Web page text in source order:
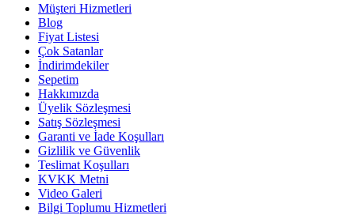
Müşteri Hizmetleri
Blog
Fiyat Listesi
Çok Satanlar
İndirimdekiler
Sepetim
Hakkımızda
Üyelik Sözleşmesi
Satış Sözleşmesi
Garanti ve İade Koşulları
Gizlilik ve Güvenlik
Teslimat Koşulları
KVKK Metni
Video Galeri
Bilgi Toplumu Hizmetleri